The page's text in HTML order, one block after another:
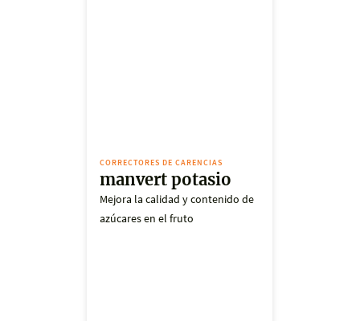
CORRECTORES DE CARENCIAS
manvert potasio
Mejora la calidad y contenido de
azúcares en el fruto